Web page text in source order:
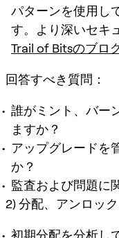
パターンを使用し
す。より深いセキ
Trail of Bitsのブロ
回答すべき質問：
誰がミント、バー
ますか？
アップグレードを
か？
監査および問題に
2) 分配、アンロッ
初期分配を分析し